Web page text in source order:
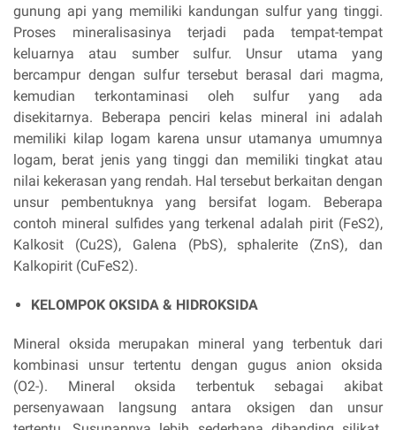
gunung api yang memiliki kandungan sulfur yang tinggi.
Proses mineralisasinya terjadi pada tempat-tempat
keluarnya atau sumber sulfur. Unsur utama yang
bercampur dengan sulfur tersebut berasal dari magma,
kemudian terkontaminasi oleh sulfur yang ada
disekitarnya. Beberapa penciri kelas mineral ini adalah
memiliki kilap logam karena unsur utamanya umumnya
logam, berat jenis yang tinggi dan memiliki tingkat atau
nilai kekerasan yang rendah. Hal tersebut berkaitan dengan
unsur pembentuknya yang bersifat logam. Beberapa
contoh mineral sulfides yang terkenal adalah pirit (FeS2),
Kalkosit (Cu2S), Galena (PbS), sphalerite (ZnS), dan
Kalkopirit (CuFeS2).
KELOMPOK OKSIDA & HIDROKSIDA
Mineral oksida merupakan mineral yang terbentuk dari
kombinasi unsur tertentu dengan gugus anion oksida
(O2-). Mineral oksida terbentuk sebagai akibat
persenyawaan langsung antara oksigen dan unsur